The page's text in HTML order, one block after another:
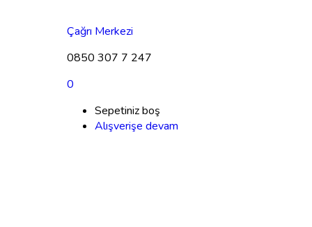
Çağrı Merkezi
0850 307 7 247
0
Sepetiniz boş
Alışverişe devam